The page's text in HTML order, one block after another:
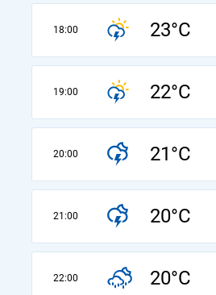
18:00 23°C
19:00 22°C
20:00 21°C
21:00 20°C
22:00 20°C